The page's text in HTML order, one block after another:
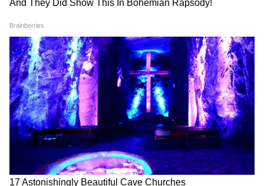
অভিনব গুপ্তের তন্ত্রালোক ও তন্ত্রসার গ্রন্থদ্বয়ে
কালীর ১৩টি রূপের উল্লেখ আছে।
5
20